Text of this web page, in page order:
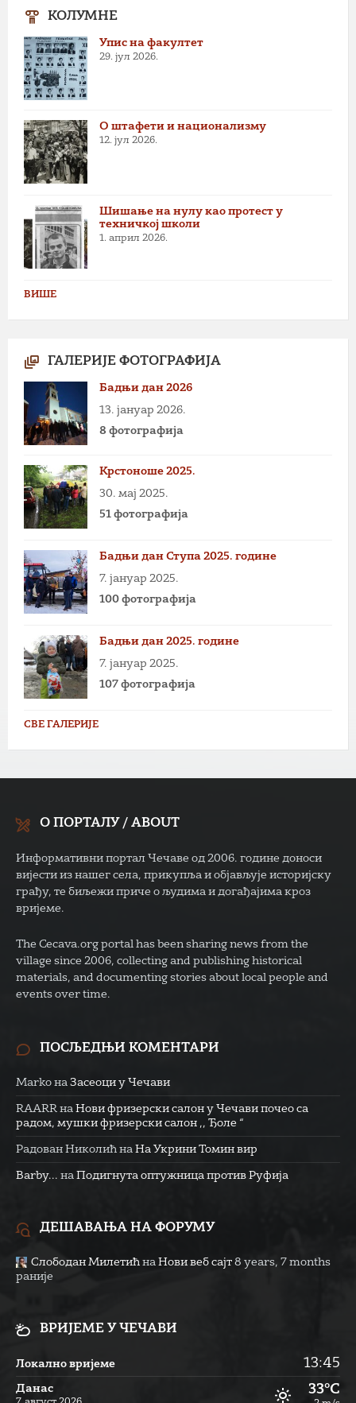
КОЛУМНЕ
Упис на факултет
29. јул 2026.
О штафети и национализму
12. јул 2026.
Шишање на нулу као протест у
техничкој школи
1. април 2026.
ВИШЕ
ГАЛЕРИЈЕ ФОТОГРАФИЈА
Бадњи дан 2026
13. јануар 2026.
8 фотографија
Крстоноше 2025.
30. мај 2025.
51 фотографија
Бадњи дан Ступа 2025. године
7. јануар 2025.
100 фотографија
Бадњи дан 2025. године
7. јануар 2025.
107 фотографија
СВЕ ГАЛЕРИЈЕ
О ПОРТАЛУ / ABOUT
Информативни портал Чечаве од 2006. године доноси
вијести из нашег села, прикупља и објављује историјску
грађу, те биљежи приче о људима и догађајима кроз
вријеме.
The Cecava.org portal has been sharing news from the
village since 2006, collecting and publishing historical
materials, and documenting stories about local people and
events over time.
ПОСЉЕДЊИ КОМЕНТАРИ
Marko на Засеоци у Чечави
RAARR на Нови фризерски салон у Чечави почео са
радом, мушки фризерски салон ,, Ђоле “
Радован Николић на На Укрини Томин вир
Barby... на Подигнута оптужница против Руфија
ДЕШАВАЊА НА ФОРУМУ
Слободан Милетић на Нови веб сајт 8 years, 7 months
раније
ВРИЈЕМЕ У ЧЕЧАВИ
Локално вријеме 13:45
Данас 33°C